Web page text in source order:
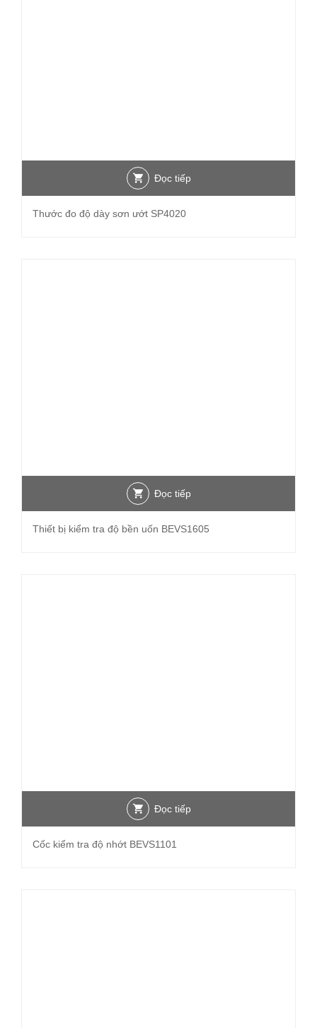
Đọc tiếp
Thước đo độ dày sơn ướt SP4020
Đọc tiếp
Thiết bị kiểm tra độ bền uốn BEVS1605
Đọc tiếp
Cốc kiểm tra độ nhớt BEVS1101